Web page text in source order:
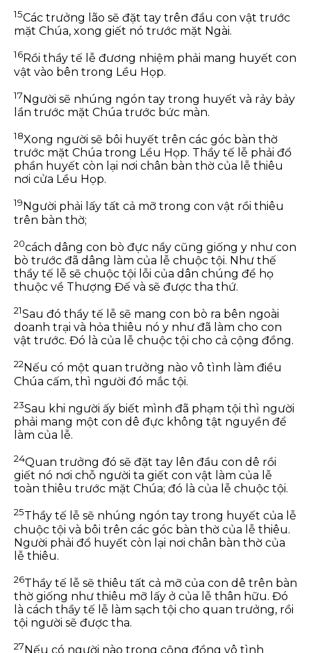
15Các trưởng lão sẽ đặt tay trên đầu con vật trước
mặt Chúa, xong giết nó trước mặt Ngài.
16Rồi thầy tế lễ đương nhiệm phải mang huyết con
vật vào bên trong Lều Họp.
17Người sẽ nhúng ngón tay trong huyết và rảy bảy
lần trước mặt Chúa trước bức màn.
18Xong người sẽ bôi huyết trên các góc bàn thờ
trước mặt Chúa trong Lều Họp. Thầy tế lễ phải đổ
phần huyết còn lại nơi chân bàn thờ của lễ thiêu
nơi cửa Lều Họp.
19 Người phải lấy tất cả mỡ trong con vật rồi thiêu
trên bàn thờ;
20cách dâng con bò đực nầy cũng giống y như con
bò trước đã dâng làm của lễ chuộc tội. Như thế
thầy tế lễ sẽ chuộc tội lỗi của dân chúng để họ
thuộc về Thượng Đế và sẽ được tha thứ.
21Sau đó thầy tế lễ sẽ mang con bò ra bên ngoài
doanh trại và hỏa thiêu nó y như đã làm cho con
vật trước. Đó là của lễ chuộc tội cho cả cộng đồng.
22Nếu có một quan trưởng nào vô tình làm điều
Chúa cấm, thì người đó mắc tội.
23Sau khi người ấy biết mình đã phạm tội thì người
phải mang một con dê đực không tật nguyền để
làm của lễ.
24Quan trưởng đó sẽ đặt tay lên đầu con dê rồi
giết nó nơi chỗ người ta giết con vật làm của lễ
toàn thiêu trước mặt Chúa; đó là của lễ chuộc tội.
25Thầy tế lễ sẽ nhúng ngón tay trong huyết của lễ
chuộc tội và bôi trên các góc bàn thờ của lễ thiêu.
Người phải đổ huyết còn lại nơi chân bàn thờ của
lễ thiêu.
26Thầy tế lễ sẽ thiêu tất cả mỡ của con dê trên bàn
thờ giống như thiêu mỡ lấy ở của lễ thân hữu. Đó
là cách thầy tế lễ làm sạch tội cho quan trưởng, rồi
tội người sẽ được tha.
27 Nếu có người nào trong cộng đồng vô tình